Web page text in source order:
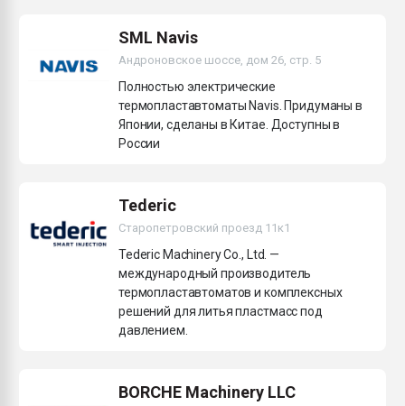
SML Navis
Андроновское шоссе, дом 26, стр. 5
Полностью электрические
термопластавтоматы Navis. Придуманы в
Японии, сделаны в Китае. Доступны в
России
Tederic
Старопетровский проезд 11к1
Tederic Machinery Co., Ltd. —
международный производитель
термопластавтоматов и комплексных
решений для литья пластмасс под
давлением.
BORCHE Machinery LLC